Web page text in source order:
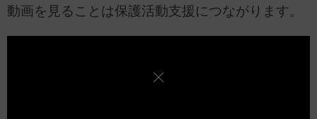
動画を見ることは保護活動支援につながります。